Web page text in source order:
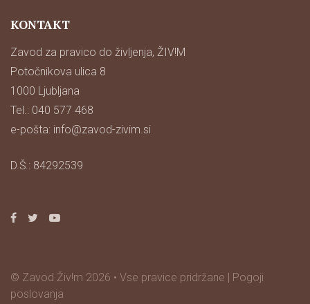
KONTAKT
Zavod za pravico do življenja, ŽIV!M
Potočnikova ulica 8
1000 Ljubljana
Tel.: 040 577 468
e-pošta: info@zavod-zivim.si
D.Š.: 84292539
© Zavod Živ!m 2026 • Vse pravice pridržane | Pogoji
poslovanja